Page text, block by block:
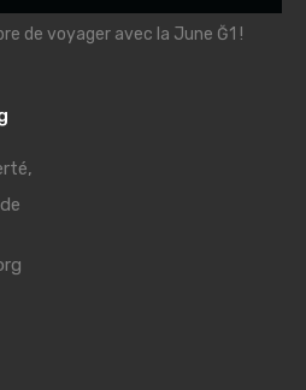
de voyager avec la June Ğ1 !